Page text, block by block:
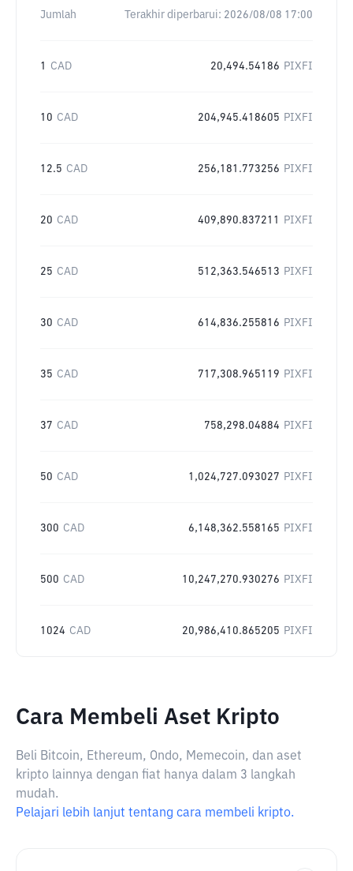
Jumlah Terakhir diperbarui: 2026/08/08 17:00
1 CAD 20,494.54186 PIXFI
10 CAD 204,945.418605 PIXFI
12.5 CAD 256,181.773256 PIXFI
20 CAD 409,890.837211 PIXFI
25 CAD 512,363.546513 PIXFI
30 CAD 614,836.255816 PIXFI
35 CAD 717,308.965119 PIXFI
37 CAD 758,298.04884 PIXFI
50 CAD 1,024,727.093027 PIXFI
300 CAD 6,148,362.558165 PIXFI
500 CAD 10,247,270.930276 PIXFI
1024 CAD 20,986,410.865205 PIXFI
Cara Membeli Aset Kripto
Beli Bitcoin, Ethereum, Ondo, Memecoin, dan aset
kripto lainnya dengan fiat hanya dalam 3 langkah
mudah.
Pelajari lebih lanjut tentang cara membeli kripto.